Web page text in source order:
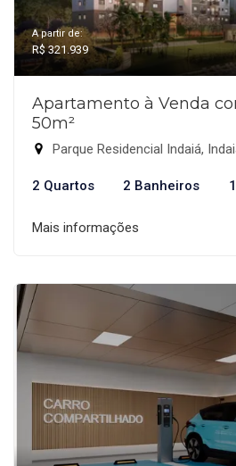
A partir de:
R$ 321.939
Apartamento à Venda
50m²
Parque Residencial Indaiá,
2 Quartos 2 Banheiros
Mais informações